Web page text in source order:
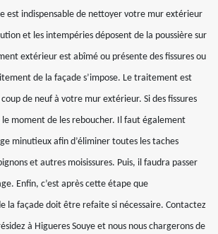
est indispensable de nettoyer votre mur extérieur
et les intempéries déposent de la poussière sur
extérieur est abîmé ou présente des fissures ou
de la façade s’impose. Le traitement est
de neuf à votre mur extérieur. Si des fissures
le moment de les reboucher. Il faut également
minutieux afin d’éliminer toutes les taches
et autres moisissures. Puis, il faudra passer
Enfin, c’est après cette étape que
la façade doit être refaite si nécessaire. Contactez
à Higueres Souye et nous nous chargerons de